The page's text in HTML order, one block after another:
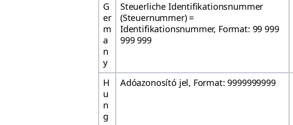
G
er
m
a
n
y
Steuerliche Identifikationsnummer
(Steuernummer) =
Identifikationsnummer, Format: 99 999
999 999
H
u
n
g
Adóazonosító jel, Format: 9999999999